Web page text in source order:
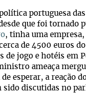
portuguesa
que foi
, tinha uma empresa,
de 4500 euros do
de jogo e hotéis em
ameaça
esperar, a reação
discutidas no